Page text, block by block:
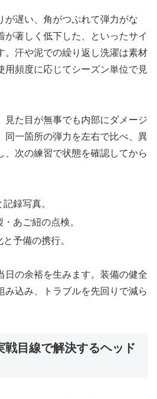
が遅い、角がつぶれて弾力がな
が著しく低下した、といったサイ
。汗や泥での繰り返し洗濯は素材
用頻度に応じてシーズン単位で見
見た目が無事でも内部にダメージ
同一箇所の弾力を左右で比べ、異
、次の練習で状態を確認してから
録写真。
あご紐の点検。
予備の携行。
日の余裕を生みます。装備の健全
み込み、トラブルを先回りで減ら
戦目線で解決するヘッド